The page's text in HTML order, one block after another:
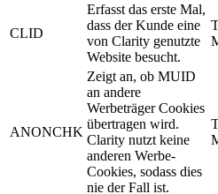
CLID
Erfasst das erste Mal,
dass der Kunde eine
von Clarity genutzte
Website besucht.
ANONCHK
Zeigt an, ob MUID
an andere
Werbeträger Cookies
übertragen wird.
Clarity nutzt keine
anderen Werbe-
Cookies, sodass dies
nie der Fall ist.